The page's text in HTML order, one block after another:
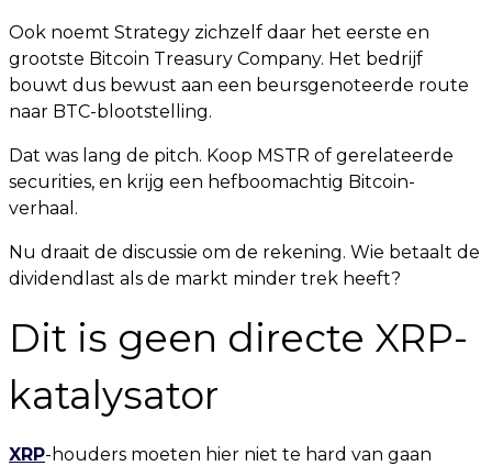
Ook noemt Strategy zichzelf daar het eerste en
grootste Bitcoin Treasury Company. Het bedrijf
bouwt dus bewust aan een beursgenoteerde route
naar BTC-blootstelling.
Dat was lang de pitch. Koop MSTR of gerelateerde
securities, en krijg een hefboomachtig Bitcoin-
verhaal.
Nu draait de discussie om de rekening. Wie betaalt de
dividendlast als de markt minder trek heeft?
Dit is geen directe XRP-
katalysator
XRP-houders moeten hier niet te hard van gaan